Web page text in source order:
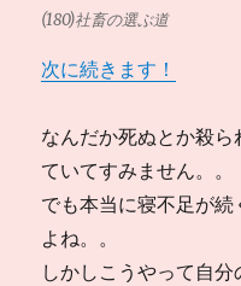
(180)社畜の選ぶ道
次に続きます！
なんだか死ぬとか殺
ていてすみません。。
でも本当に寝不足が
よね。。
しかしこうやって自分